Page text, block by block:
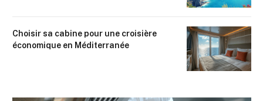
Choisir sa cabine pour une croisière
économique en Méditerranée